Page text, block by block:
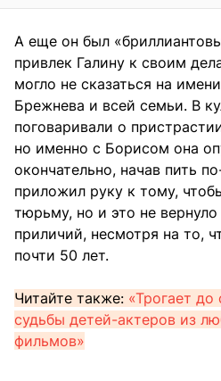
А еще он был
привлек Галину к своим
могло не сказаться на
Брежнева и всей семьи. В
поговаривали о
но именно с Борисом она
окончательно, начав пить
приложил руку к тому,
тюрьму, но и это не
приличий, несмотря на то,
почти 50 лет.
Читайте также: «Трогает до
судьбы детей-актеров из
фильмов»